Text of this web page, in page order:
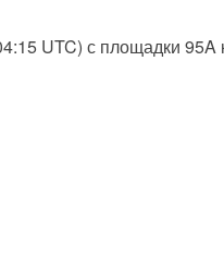
UTC) с площадки